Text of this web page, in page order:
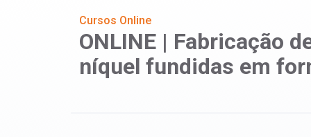
Cursos Online
ONLINE | Fabricação
níquel fundidas em